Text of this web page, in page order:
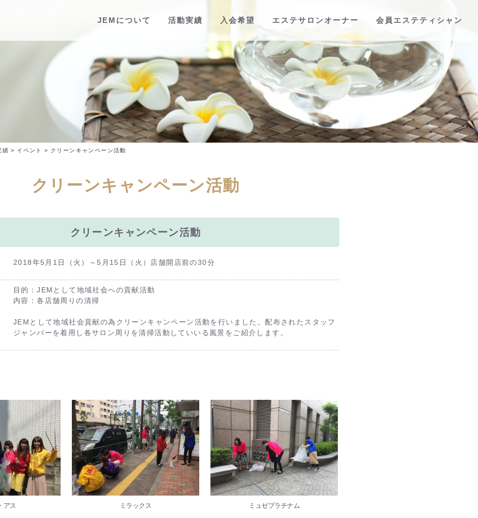
JEMについて 活動実績 入会希望 エステサロンオーナー 会員エステティシャン
績 > イベント > クリーンキャンペーン活動
クリーンキャンペーン活動
クリーンキャンペーン活動
2018年5月1日（火）～5月15日（火）店舗開店前の30分
目的：JEMとして地域社会への貢献活動
内容：各店舗周りの清掃
JEMとして地域社会貢献の為クリーンキャンペーン活動を行いました。配布されたスタッフ
ジャンパーを着用し各サロン周りを清掃活動していいる風景をご紹介します。
アス ミラックス ミュゼプラチナム